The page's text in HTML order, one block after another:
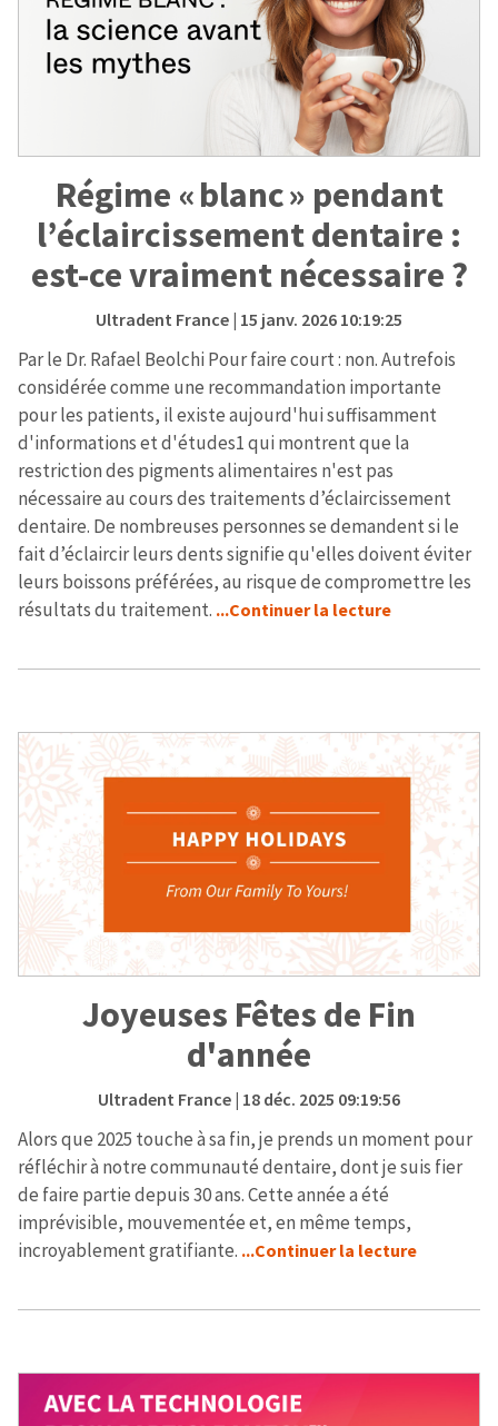
Régime « blanc » pendant
l’éclaircissement dentaire :
est-ce vraiment nécessaire ?
Ultradent France| 15 janv. 2026 10:19:25
Par le Dr. Rafael Beolchi Pour faire court : non. Autrefois
considérée comme une recommandation importante
pour les patients, il existe aujourd'hui suffisamment
d'informations et d'études1 qui montrent que la
restriction des pigments alimentaires n'est pas
nécessaire au cours des traitements d’éclaircissement
dentaire. De nombreuses personnes se demandent si le
fait d’éclaircir leurs dents signifie qu'elles doivent éviter
leurs boissons préférées, au risque de compromettre les
résultats du traitement. ...Continuer la lecture
Joyeuses Fêtes de Fin
d'année
Ultradent France| 18 déc. 2025 09:19:56
Alors que 2025 touche à sa fin, je prends un moment pour
réfléchir à notre communauté dentaire, dont je suis fier
de faire partie depuis 30 ans. Cette année a été
imprévisible, mouvementée et, en même temps,
incroyablement gratifiante. ...Continuer la lecture